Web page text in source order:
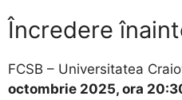
Încredere
FCSB – Universitatea
octombrie 2025, ora